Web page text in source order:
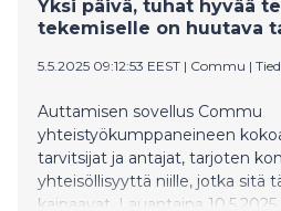
Yksi päivä, tuhat hyvää
tekemiselle on huutava
5.5.2025 09:12:53 EEST | Commu |
Auttamisen sovellus Commu
yhteistyökumppaneineen
tarvitsijat ja antajat, tarjoten
yhteisöllisyyttä niille, jotka sitä
kaipaavat. Lauantaina